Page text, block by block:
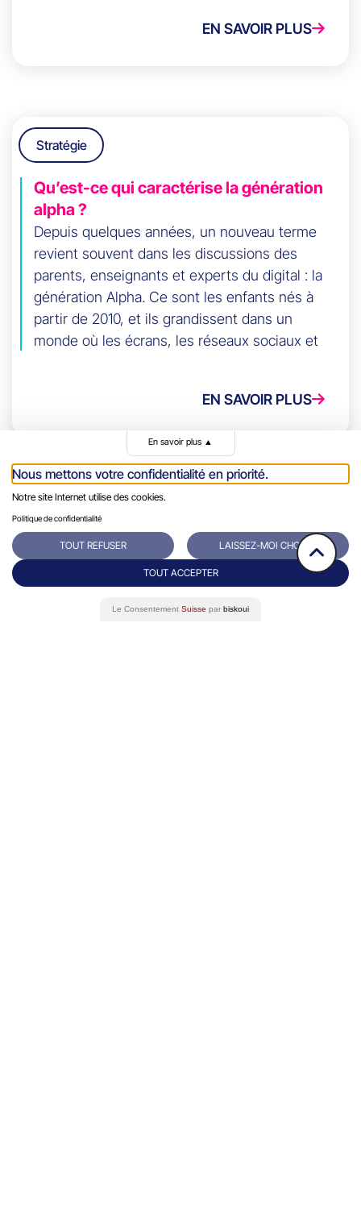
EN SAVOIR PLUS
Stratégie
Qu’est-ce qui caractérise la génération
alpha ?
Depuis quelques années, un nouveau terme
revient souvent dans les discussions des
parents, enseignants et experts du digital : la
génération Alpha. Ce sont les enfants nés à
partir de 2010, et ils grandissent dans un
monde où les écrans, les réseaux sociaux et
EN SAVOIR PLUS
En savoir plus ▲
Nous mettons votre confidentialité en priorité.
Notre site Internet utilise des cookies.
Politique de confidentialité
TOUT REFUSER LAISSEZ-MOI CHOISIR
TOUT ACCEPTER
Le Consentement Suisse par biskoui